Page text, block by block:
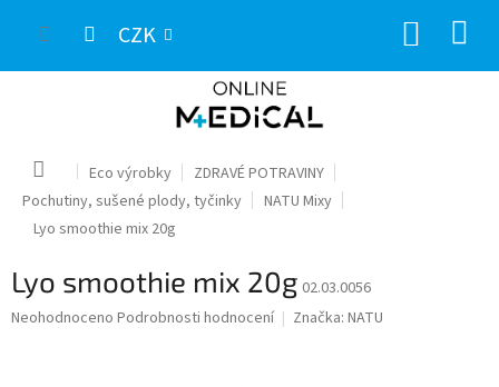
CZK
Domů Eco výrobky
ZDRAVÉ POTRAVINY
Pochutiny, sušené plody, tyčinky
NATU Mixy
Lyo smoothie mix 20g
Lyo smoothie mix 20g 02.03.0056
Průměrné
Neohodnoceno Podrobnosti hodnocení Značka: NATU